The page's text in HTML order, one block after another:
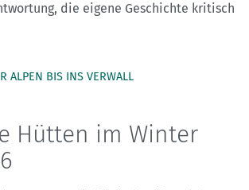
die eigene Geschichte kritisch
ALPEN BIS INS VERWALL
Hütten im Winter